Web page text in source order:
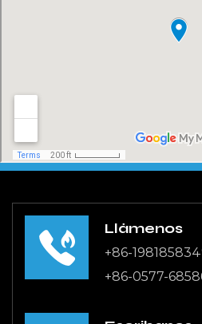
Durabilidad y longevidad
Construida con materiales de
durabilidad excepcional.
un uso prolongado sin
rendimiento.
Esta durabilidad se traduce
ahorros de costos.
Versatilidad
La boquilla para impresora
Llámenos
+86-
+86-0577-